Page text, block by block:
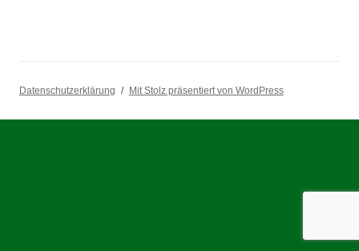
Datenschutzerklärung Mit Stolz präsentiert von WordPress